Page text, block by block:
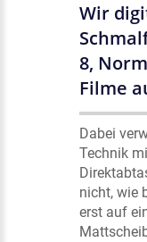
Wir
8,
Filme
Dabei
Technik
nicht, wie
erst auf